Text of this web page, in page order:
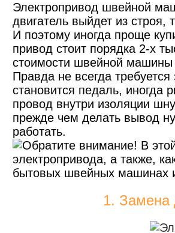
Электропривод швейной
двигатель выйдет из строя,
И поэтому иногда проще
привод стоит порядка 2-х
стоимости швейной машины
Правда не всегда
становится педаль, иногда
провод внутри изоляции
прежде чем делать вывод
работать.
В
электропривода, а также,
бытовых швейных машинах
1. Замена